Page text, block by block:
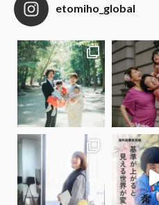
etomiho_global